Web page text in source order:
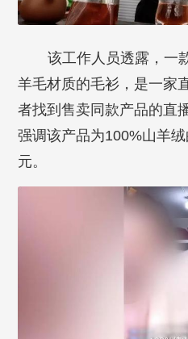
该工作人员透露，一
羊毛材质的毛衫，是一家
者找到售卖同款产品的直
强调该产品为100%山羊
元。